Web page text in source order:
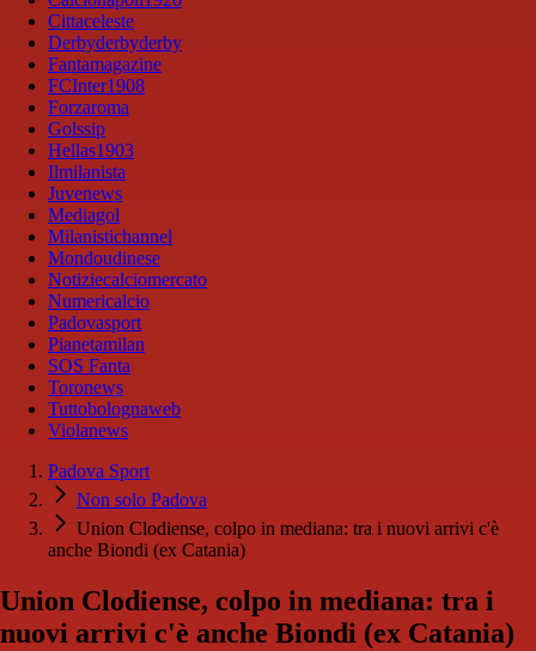
Cittaceleste
Derbyderbyderby
Fantamagazine
FCInter1908
Forzaroma
Golssip
Hellas1903
Ilmilanista
Juvenews
Mediagol
Milanistichannel
Mondoudinese
Notiziecalciomercato
Numericalcio
Padovasport
Pianetamilan
SOS Fanta
Toronews
Tuttobolognaweb
Violanews
Padova Sport
Non solo Padova
Union Clodiense, colpo in mediana: tra i nuovi arrivi c'è
anche Biondi (ex Catania)
Union Clodiense, colpo in mediana: tra i
nuovi arrivi c'è anche Biondi (ex Catania)